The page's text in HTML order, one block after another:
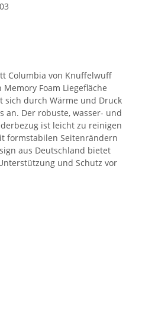
Columbia von Knuffelwuff
Foam Liegefläche
sich durch Wärme und Druck
an. Der robuste, wasser- und
ist leicht zu reinigen
formstabilen Seitenrändern
aus Deutschland bietet
und Schutz vor